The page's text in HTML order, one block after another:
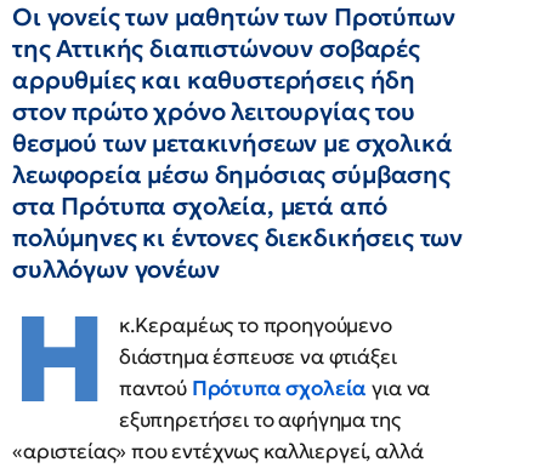
Οι γονείς των μαθητών των Προτύπων
της Αττικής διαπιστώνουν σοβαρές
αρρυθμίες και καθυστερήσεις ήδη
στον πρώτο χρόνο λειτουργίας του
θεσμού των μετακινήσεων με σχολικά
λεωφορεία μέσω δημόσιας σύμβασης
στα Πρότυπα σχολεία, μετά από
πολύμηνες κι έντονες διεκδικήσεις των
συλλόγων γονέων
Η
κ.Κεραμέως το προηγούμενο
διάστημα έσπευσε να φτιάξει
παντού Πρότυπα σχολεία για να
εξυπηρετήσει το αφήγημα της
«αριστείας» που εντέχνως καλλιεργεί, αλλά